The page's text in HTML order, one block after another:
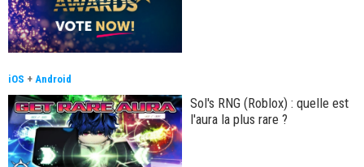
iOS + Android
Sol's RNG (Roblox) : quelle est
l'aura la plus rare ?